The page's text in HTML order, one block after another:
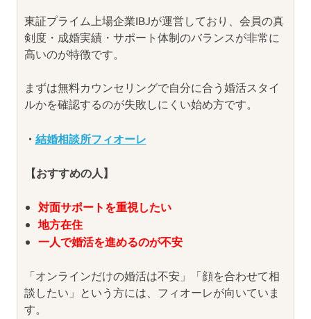
東証プライム上場企業IBJが運営しており、会員の真
剣度・成婚実績・サポート体制のバランスが非常に
高いのが特徴です。
まずは無料カウンセリングで自分に合う婚活スタイ
ルかを確認するのが失敗しにくい始め方です。
・ 結婚相談所フィオーレ
【おすすめの人】
対面サポートを重視したい
地方在住
一人で婚活を進めるのが不安
「オンラインだけの婚活は不安」「顔を合わせて相
談したい」という方には、フィオーレが向いていま
す。